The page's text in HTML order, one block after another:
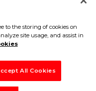
to the storing of cookies on
site usage, and assist in
All Cookies